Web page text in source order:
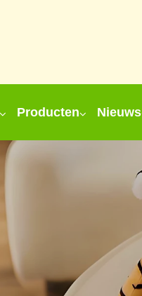
Producten Nieuws